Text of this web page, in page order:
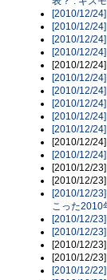
[2010/12/
[2010/12/
[2010/12/
[2010/12/
[2010/12/
[2010/12/
[2010/12/
[2010/12/
[2010/12/
[2010/12/
[2010/12/
[2010/12/
[2010/12/
[2010/12/
[2010/12/
こった2010
[2010/12/
[2010/12/
[2010/12/
[2010/12/
[2010/12/